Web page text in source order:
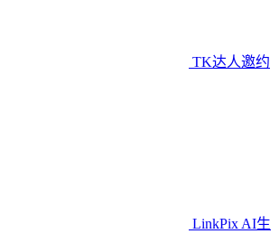
TK达人邀约
LinkPix AI生